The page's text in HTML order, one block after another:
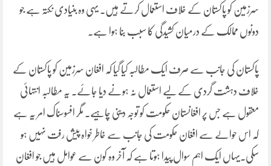
سرزمین کو پاکستان کے خلاف استعمال کرتے ہیں۔ یہی وہ بنیادی نکتہ ہے جو
دونوں ممالک کے درمیان کشیدگی کا سبب بنا ہوا ہے۔
پاکستان کی جانب سے صرف ایک مطالبہ کیا گیا کہ افغان سرزمین کو پاکستان کے
خلاف دہشت گردی کے لیے استعمال نہ ہونے دیا جائے۔ یہ مطالبہ انتہائی
معقول ہے جس پر افغانستان حکومت کو توجہ دینی چاہیے۔ مگر افسوسناک امر یہ ہے
کہ اس حوالے سے افغان حکومت کی جانب سے خاطر خواہ پیش رفت نہیں ہو
سکی۔یہاں ایک اہم سوال پیدا ہوتا ہے کہ آخر وہ کون سے عوامل ہیں جو افغان